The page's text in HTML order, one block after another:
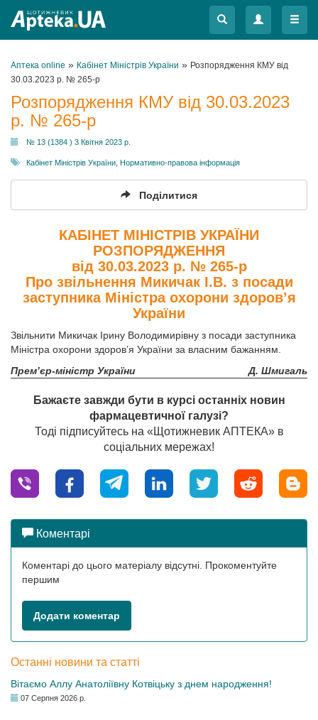
Меню
Меню
Аптека online » Кабінет Міністрів України » Розпорядження КМУ від
30.03.2023 р. № 265-р
Розпорядження КМУ від 30.03.2023
р. № 265-р
№ 13 (1384 ) 3 Квітня 2023 р.
Кабінет Міністрів України Нормативно-правова інформація
Поділитися
КАБІНЕТ МІНІСТРІВ УКРАЇНИ
РОЗПОРЯДЖЕННЯ
від 30.03.2023 р. № 265-р
Про звільнення Микичак І.В. з посади
заступника Міністра охорони здоров’я
України
Звільнити Микичак Ірину Володимирівну з посади заступника
Міністра охорони здоров’я України за власним бажанням.
Прем’єр-міністр України
Д. Шмигаль
Бажаєте завжди бути в курсі останніх новин
фармацевтичної галузі?
Тоді підписуйтесь на «Щотижневик АПТЕКА» в
соціальних мережах!
Коментарі
Коментарі до цього матеріалу відсутні. Прокоментуйте
першим
Додати коментар
Останні новини та статті
Вітаємо Аллу Анатоліївну Котвіцьку з днем народження!
07 Серпня 2026 р.